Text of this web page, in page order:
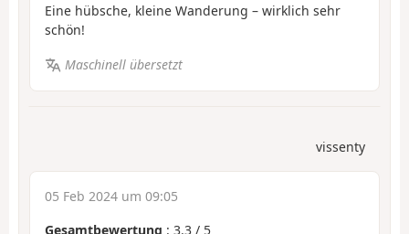
Eine hübsche, kleine Wanderung – wirklich sehr
schön!
Maschinell übersetzt
vissenty
05 Feb 2024 um 09:05
Gesamtbewertung : 3.3 / 5